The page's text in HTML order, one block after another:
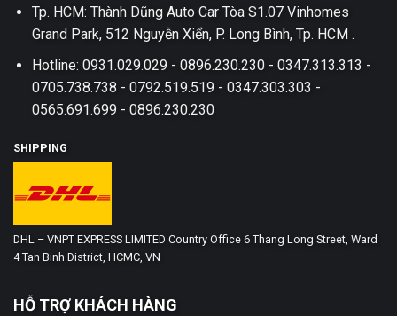
Tp. HCM: Thành Dũng Auto Car Tòa S1.07 Vinhomes
Grand Park, 512 Nguyễn Xiển, P. Long Bình, Tp. HCM .
Hotline: 0931.029.029 - 0896.230.230 - 0347.313.313 -
0705.738.738 - 0792.519.519 - 0347.303.303 -
0565.691.699 - 0896.230.230
SHIPPING
DHL – VNPT EXPRESS LIMITED Country Office 6 Thang Long Street, Ward
4 Tan Binh District, HCMC, VN
HỖ TRỢ KHÁCH HÀNG